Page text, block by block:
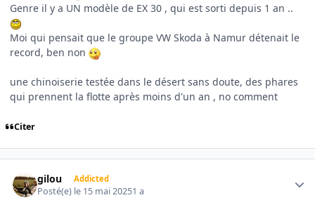
Genre il y a UN modèle de EX 30 , qui est sorti depuis 1 an ..
Moi qui pensait que le groupe VW Skoda à Namur détenait le
record, ben non
une chinoiserie testée dans le désert sans doute, des phares
qui prennent la flotte après moins d'un an , no comment
Citer
gilou Addicted
Posté(e) le 15 mai 20251 a